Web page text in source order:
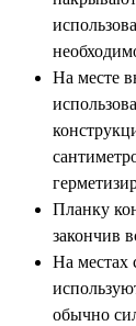
На месте
Планку
закончив
На местах
обычно